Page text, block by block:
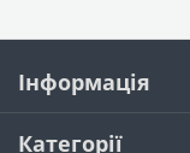
Інформація
Категорії